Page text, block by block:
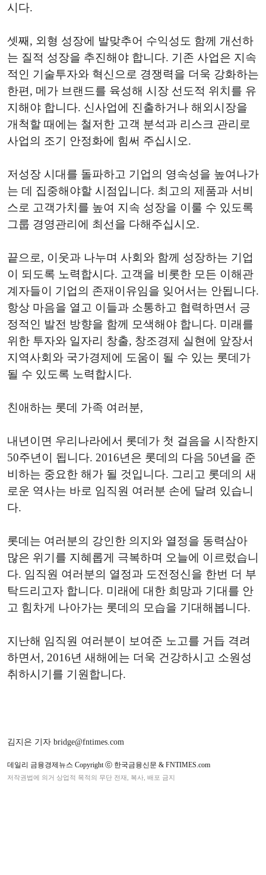
시다.
셋째, 외형 성장에 발맞추어 수익성도 함께 개선하
는 질적 성장을 추진해야 합니다. 기존 사업은 지속
적인 기술투자와 혁신으로 경쟁력을 더욱 강화하는
한편, 메가 브랜드를 육성해 시장 선도적 위치를 유
지해야 합니다. 신사업에 진출하거나 해외시장을
개척할 때에는 철저한 고객 분석과 리스크 관리로
사업의 조기 안정화에 힘써 주십시오.
저성장 시대를 돌파하고 기업의 영속성을 높여나가
는 데 집중해야할 시점입니다. 최고의 제품과 서비
스로 고객가치를 높여 지속 성장을 이룰 수 있도록
그룹 경영관리에 최선을 다해주십시오.
끝으로, 이웃과 나누며 사회와 함께 성장하는 기업
이 되도록 노력합시다. 고객을 비롯한 모든 이해관
계자들이 기업의 존재이유임을 잊어서는 안됩니다.
항상 마음을 열고 이들과 소통하고 협력하면서 긍
정적인 발전 방향을 함께 모색해야 합니다. 미래를
위한 투자와 일자리 창출, 창조경제 실현에 앞장서
지역사회와 국가경제에 도움이 될 수 있는 롯데가
될 수 있도록 노력합시다.
친애하는 롯데 가족 여러분,
내년이면 우리나라에서 롯데가 첫 걸음을 시작한지
50주년이 됩니다. 2016년은 롯데의 다음 50년을 준
비하는 중요한 해가 될 것입니다. 그리고 롯데의 새
로운 역사는 바로 임직원 여러분 손에 달려 있습니
다.
롯데는 여러분의 강인한 의지와 열정을 동력삼아
많은 위기를 지혜롭게 극복하며 오늘에 이르렀습니
다. 임직원 여러분의 열정과 도전정신을 한번 더 부
탁드리고자 합니다. 미래에 대한 희망과 기대를 안
고 힘차게 나아가는 롯데의 모습을 기대해봅니다.
지난해 임직원 여러분이 보여준 노고를 거듭 격려
하면서, 2016년 새해에는 더욱 건강하시고 소원성
취하시기를 기원합니다.
김지은 기자 bridge@fntimes.com
데일리 금융경제뉴스 Copyright ⓒ 한국금융신문 & FNTIMES.com
저작권법에 의거 상업적 목적의 무단 전재, 복사, 배포 금지